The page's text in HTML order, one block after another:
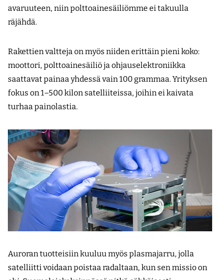
avaruuteen, niin polttoainesäiliömme ei takuulla
räjähdä.
Rakettien valtteja on myös niiden erittäin pieni koko:
moottori, polttoaine­säiliö ja ohjauselektroniikka
saattavat painaa yhdessä vain 100 grammaa. Yrityksen
fokus on 1–500 kilon satelliiteissa, joihin ei kaivata
turhaa painolastia.
Auroran tuotteisiin kuuluu myös plasmajarru, jolla
satelliitti voidaan poistaa radaltaan, kun sen missio on